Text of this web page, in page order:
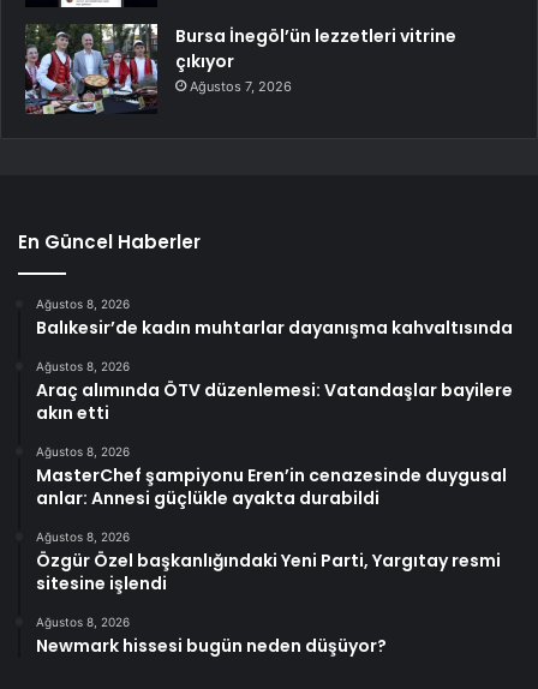
Bursa İnegöl’ün lezzetleri vitrine
çıkıyor
Ağustos 7, 2026
En Güncel Haberler
Ağustos 8, 2026
Balıkesir’de kadın muhtarlar dayanışma kahvaltısında
Ağustos 8, 2026
Araç alımında ÖTV düzenlemesi: Vatandaşlar bayilere
akın etti
Ağustos 8, 2026
MasterChef şampiyonu Eren’in cenazesinde duygusal
anlar: Annesi güçlükle ayakta durabildi
Ağustos 8, 2026
Özgür Özel başkanlığındaki Yeni Parti, Yargıtay resmi
sitesine işlendi
Ağustos 8, 2026
Newmark hissesi bugün neden düşüyor?